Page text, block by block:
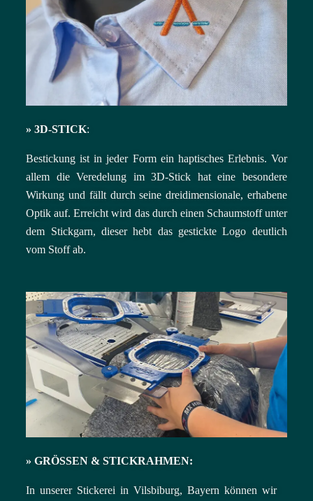
»3D-STICK:
Bestickung ist in jeder Form ein haptisches Erlebnis. Vor
allem die Veredelung im 3D-Stick hat eine besondere
Wirkung und fällt durch seine dreidimensionale, erhabene
Optik auf. Erreicht wird das durch einen Schaumstoff unter
dem Stickgarn, dieser hebt das gestickte Logo deutlich
vom Stoff ab.
» GRÖSSEN & STICKRAHMEN:
In unserer Stickerei in Vilsbiburg, Bayern können wir